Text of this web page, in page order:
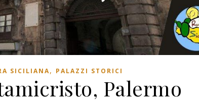
SICILIANA, PALAZZI STORICI
Palermo